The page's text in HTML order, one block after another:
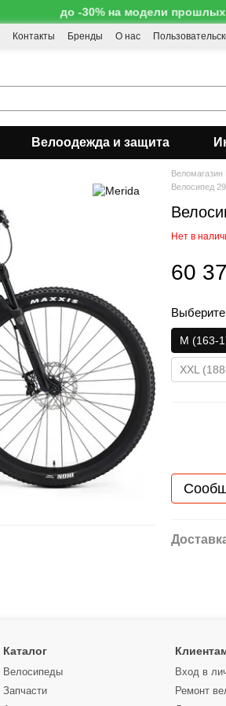
до -30% на модели
Контакты Бренды О нас
Велоодежда и защита
Веломагазин
Велосипед
Нет в
60
M (163-
XXL
Каталог
Велосипеды
Запчасти
Вход в
Ремонт